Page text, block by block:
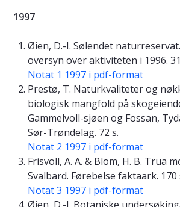
1997
Øien, D.-I. Sølendet
oversyn over aktiviteten i 1996.
Notat 1 1997 i pdf-format
Prestø, T. Naturkvaliteter og
biologisk mangfold på
Gammelvoll-sjøen og Fossan,
Sør-Trøndelag. 72 s.
Notat 2 1997 i pdf-format
Frisvoll, A. A. & Blom, H. B. Trua
Svalbard. Førebelse faktaark. 170
Notat 3 1997 i pdf-format